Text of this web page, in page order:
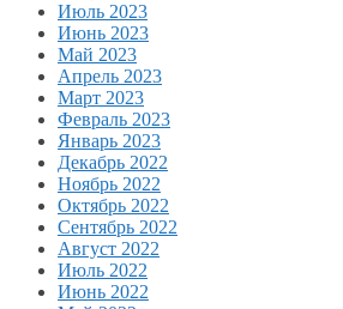
Июль 2023
Июнь 2023
Май 2023
Апрель 2023
Март 2023
Февраль 2023
Январь 2023
Декабрь 2022
Ноябрь 2022
Октябрь 2022
Сентябрь 2022
Август 2022
Июль 2022
Июнь 2022